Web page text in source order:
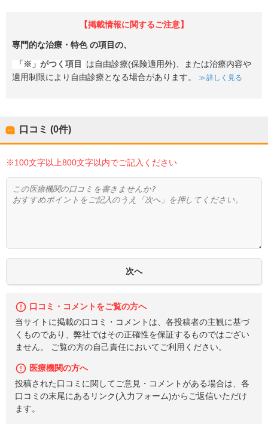
【掲載情報に関するご注意】
専門的な治療・特色の項目の、
「※」がつく項目
は自由診療(保険適用外)、または治療内容や
適用制限により自由診療となる場合があります。
詳しく見る
口コミ (0件)
※100文字以上800文字以内でご記入ください
口コミ・コメントをご覧の方へ
当サイトに掲載の口コミ・コメントは、各投稿者の主観に基づ
くものであり、弊社ではその正確性を保証するものではござい
ません。 ご覧の方の自己責任においてご利用ください。
医療機関の方へ
投稿された口コミに関してご意見・コメントがある場合は、各
口コミの末尾にあるリンク(入力フォーム)からご返信いただけ
ます。